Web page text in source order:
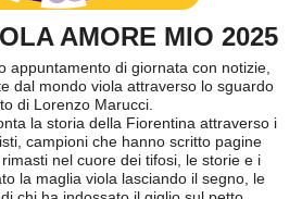
AMORE MIO 2025
appuntamento di giornata con notizie,
dal mondo viola attraverso lo sguardo
di Lorenzo Marucci.
la storia della Fiorentina attraverso i
campioni che hanno scritto pagine
nel cuore dei tifosi, le storie e i
la maglia viola lasciando il segno, le